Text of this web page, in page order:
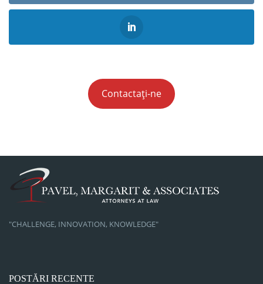
Contactați-ne
"CHALLENGE, INNOVATION, KNOWLEDGE"
POSTĂRI RECENTE